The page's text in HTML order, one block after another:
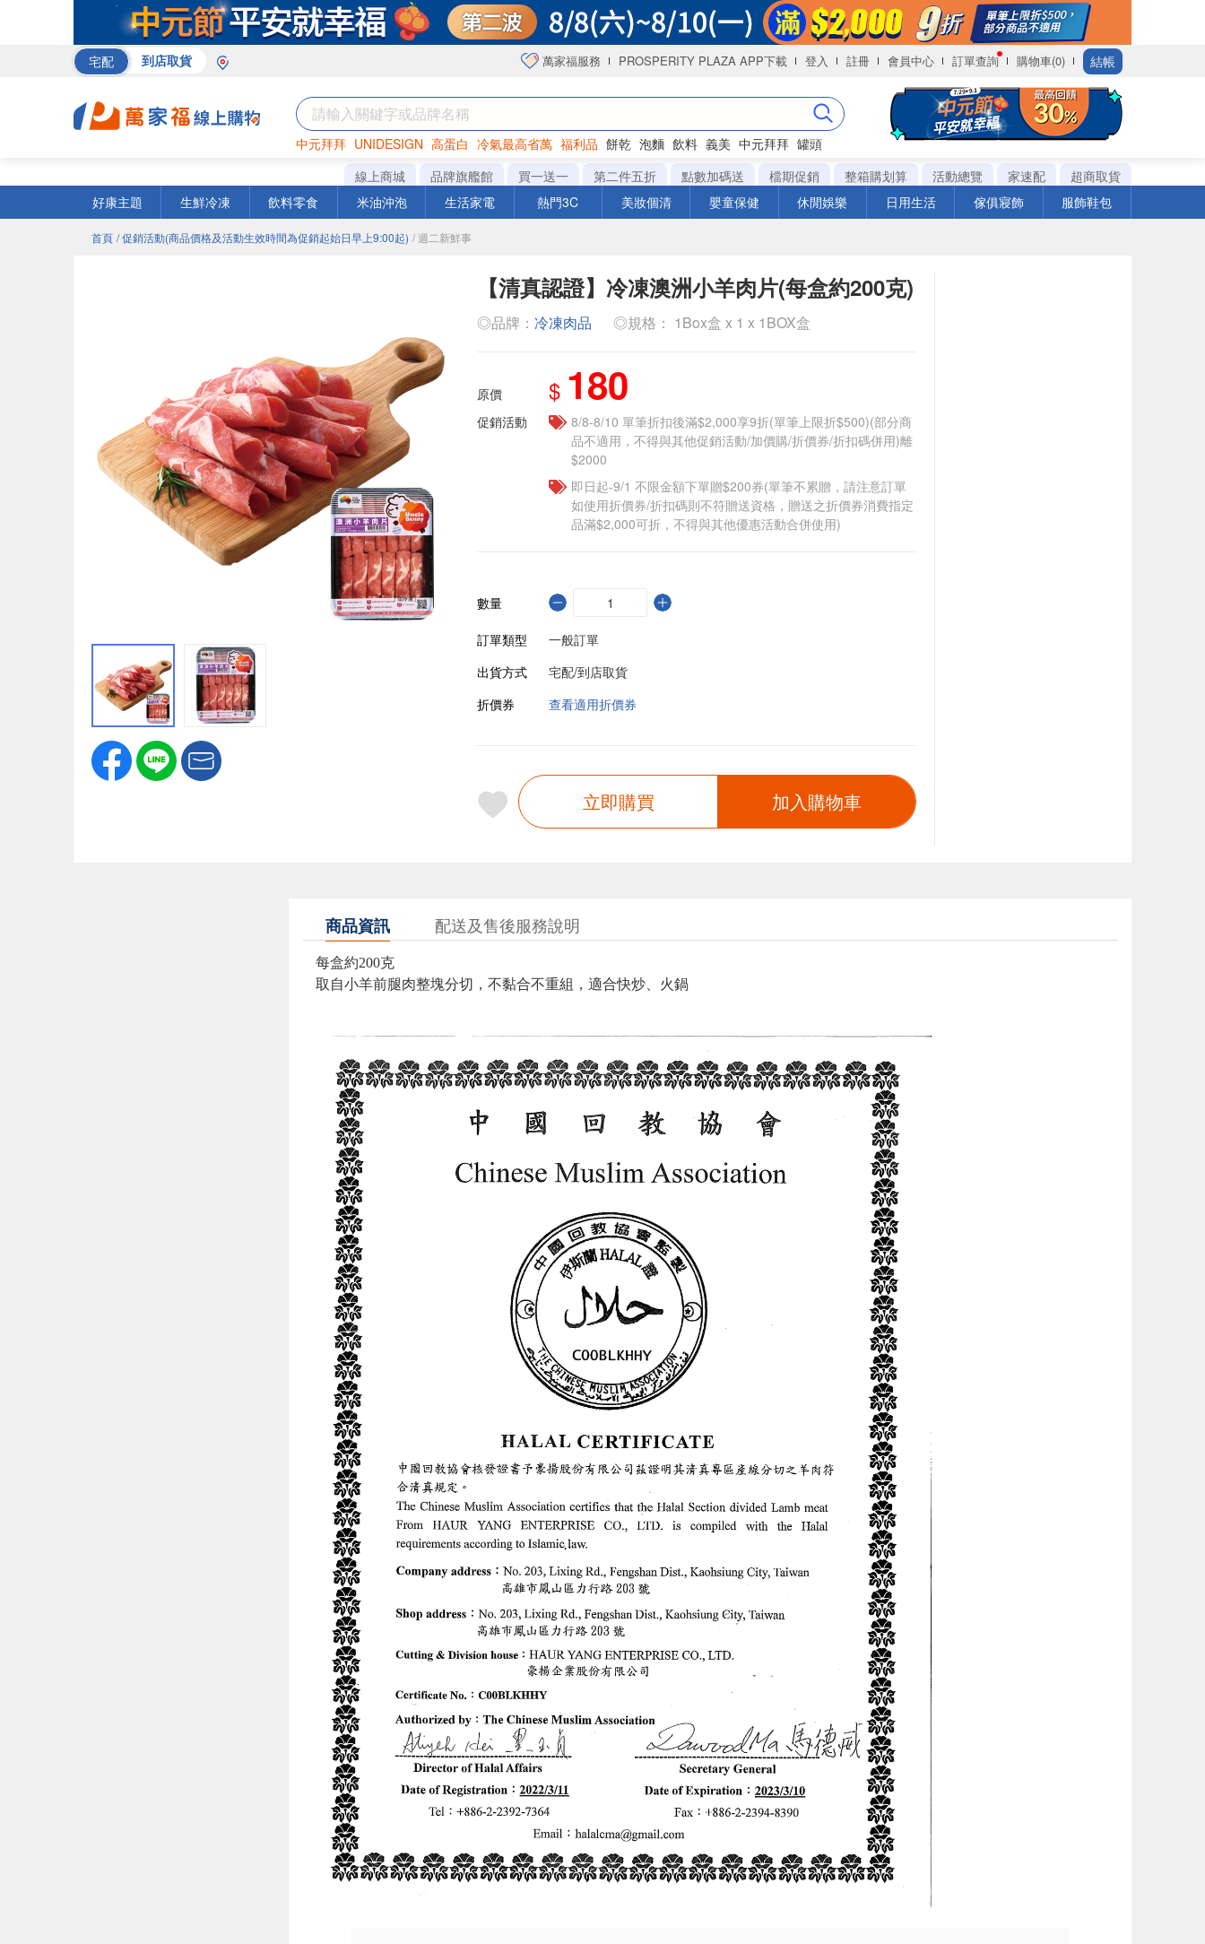
宅配 到店取貨 萬家福服務 PROSPERITY PLAZA APP下載 登入 註冊 會員中心 訂單查詢 購物車(0) 結帳
中元拜拜 UNIDESIGN 高蛋白 冷氣最高省萬 福利品 餅乾 泡麵 飲料 義美 中元拜拜 罐頭
巧克力 衛生紙 咖啡
線上商城 品牌旗艦館 買一送一 第二件五折 點數加碼送 檔期促銷 整箱購划算 活動總覽 家速配
超商取貨
好康主題
生鮮冷凍 飲料零食 米油沖泡 生活家電 熱門3C 美妝個清 嬰童保健 休閒娛樂 日用生活 傢俱寢飾 服飾鞋包
首頁 / 促銷活動(商品價格及活動生效時間為促銷起始日早上9:00起) / 週二新鮮事
【清真認證】冷凍澳洲小羊肉片(每盒約200克)
◎品牌： 冷凍肉品 ◎規格： 1Box盒 x 1 x 1BOX盒
原價 $ 180
促銷活動
8/8-8/10 單筆折扣後滿$2,000享9折(單筆上限折$500)(部分商
品不適用，不得與其他促銷活動/加價購/折價券/折扣碼併用)離
$2000
即日起-9/1 不限金額下單贈$200券(單筆不累贈，請注意訂單
如使用折價券/折扣碼則不符贈送資格，贈送之折價券消費指定
品滿$2,000可折，不得與其他優惠活動合併使用)
數量
訂單類型
一般訂單
出貨方式
宅配/到店取貨
折價券
查看適用折價券
立即購買 加入購物車
商品資訊 配送及售後服務說明
每盒約200克
取自小羊前腿肉整塊分切，不黏合不重組，適合快炒、火鍋